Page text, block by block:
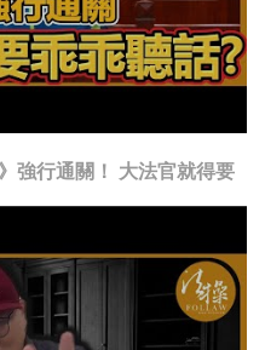
強行通關！ 大法官就得要